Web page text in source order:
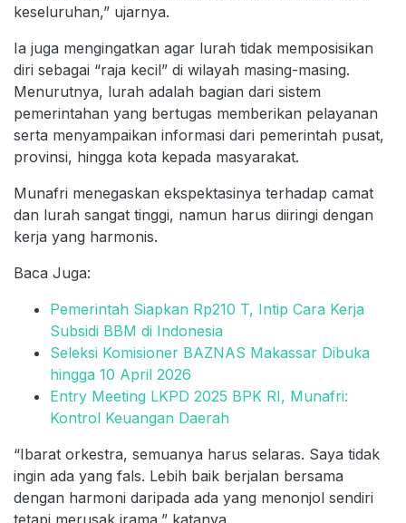
keseluruhan,” ujarnya.
Ia juga mengingatkan agar lurah tidak memposisikan
diri sebagai “raja kecil” di wilayah masing-masing.
Menurutnya, lurah adalah bagian dari sistem
pemerintahan yang bertugas memberikan pelayanan
serta menyampaikan informasi dari pemerintah pusat,
provinsi, hingga kota kepada masyarakat.
Munafri menegaskan ekspektasinya terhadap camat
dan lurah sangat tinggi, namun harus diiringi dengan
kerja yang harmonis.
Baca Juga:
Pemerintah Siapkan Rp210 T, Intip Cara Kerja
Subsidi BBM di Indonesia
Seleksi Komisioner BAZNAS Makassar Dibuka
hingga 10 April 2026
Entry Meeting LKPD 2025 BPK RI, Munafri:
Kontrol Keuangan Daerah
“Ibarat orkestra, semuanya harus selaras. Saya tidak
ingin ada yang fals. Lebih baik berjalan bersama
dengan harmoni daripada ada yang menonjol sendiri
tetapi merusak irama,” katanya.